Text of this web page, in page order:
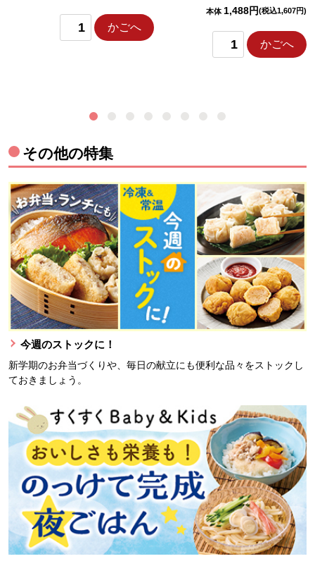
かごへ
本体 1,488円(税込1,607円)
かごへ
その他の特集
今週のストックに！
新学期のお弁当づくりや、毎日の献立にも便利な品々をストックし
ておきましょう。